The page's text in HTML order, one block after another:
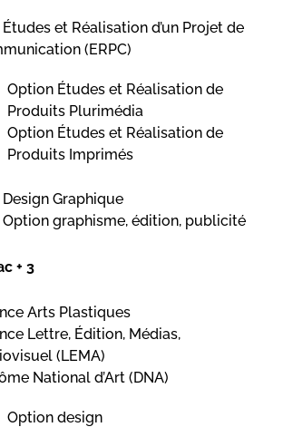
Études et Réalisation d’un Projet de
(ERPC)
Option Études et Réalisation de
Produits Plurimédia
Option Études et Réalisation de
Produits Imprimés
Design Graphique
Option graphisme, édition, publicité
+ 3
Arts Plastiques
Lettre, Édition, Médias,
(LEMA)
National d’Art (DNA)
Option design